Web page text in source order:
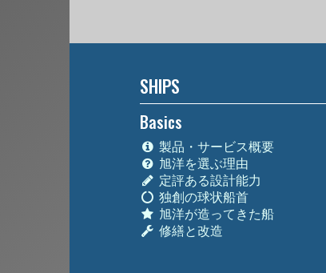
SHIPS
Basics
製品・サービス概要
旭洋を選ぶ理由
定評ある設計能力
独創の球状船首
旭洋が造ってきた船
修繕と改造